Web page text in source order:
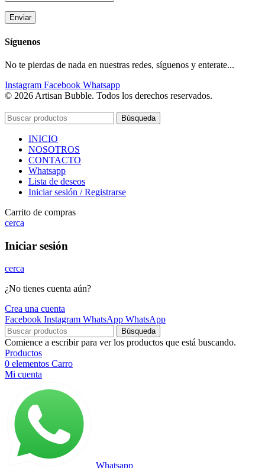
Síguenos
No te pierdas de nada en nuestras redes, síguenos y enterate...
Instagram Facebook Whatsapp
© 2026 Artisan Bubble. Todos los derechos reservados.
Búsqueda
INICIO
NOSOTROS
CONTACTO
Whatsapp
Lista de deseos
Iniciar sesión / Registrarse
Carrito de compras
cerca
Iniciar sesión
cerca
¿No tienes cuenta aún?
Crea una cuenta
Facebook Instagram WhatsApp WhatsApp
Búsqueda
Comience a escribir para ver los productos que está buscando.
Productos
0 elementos Carro
Mi cuenta
Whatsapp